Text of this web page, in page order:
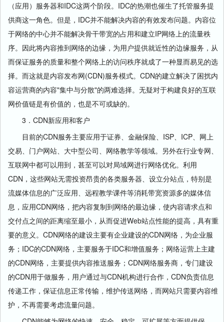
（应用）服务器和IDC这两个阶段。IDC的热潮也催生了托管服务提
供商这一角色。但是，IDC并不能解决内容的有效发布问题。内容位
于网络的中心并不能解决骨干带宽的占用和建立IP网络上的流量秩
序。因此将内容推到网络的边缘，为用户提供就近性的边缘服务，从
而保证服务的质量和整个网络上的访问秩序就成了一种显而易见的选
择。而这就是内容发布网(CDN)服务模式。CDN的建立解决了困扰内
容运营商的内容"集中与分散"的两难选择。无疑对于构建良好的互联
网价值链是有价值的，也是不可或缺的。
3．CDN新应用和客户
目前的CDN服务主要应用于证券、金融保险、ISP、ICP、网上
交易、门户网站、大中型公司、网络教学等领域。另外在行业专网、
互联网中都可以用到，甚至可以对局域网进行网络优化。利用
CDN，这些网站无需投资昂贵的各类服务器、设立分站点，特别是
流媒体信息的广泛应用、远程教学课件等消耗带宽资源多的媒体信
息，应用CDN网络，把内容复制到网络的最边缘，使内容请求点和
交付点之间的距离缩至最小，从而促进Web站点性能的提高，具有重
要的意义。CDN网络的建设主要有企业建设的CDN网络，为企业服
务；IDC的CDN网络，主要服务于IDC和增值服务；网络运营上主建
的CDN网络，主要提供内容推送服务；CDN网络服务商，专门建设
的CDN用于做服务，用户通过与CDN机构进行合作，CDN负责信息
传递工作，保证信息正常传输，维护传送网络，而网站只需要内容维
护，不再需要考虑流量问题。